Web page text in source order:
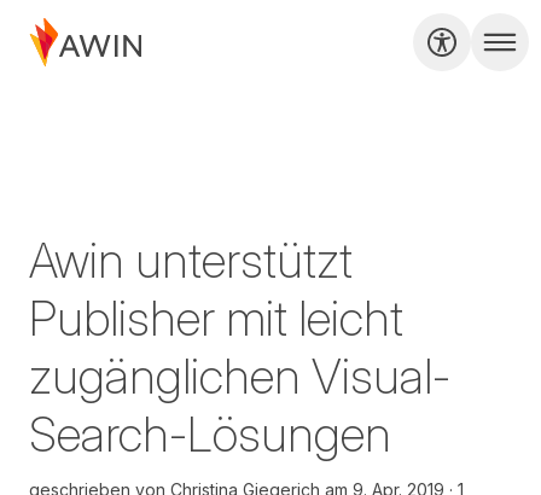
Awin unterstützt
Publisher mit leicht
zugänglichen Visual-
Search-Lösungen
geschrieben von Christina Giegerich am 9. Apr. 2019
1